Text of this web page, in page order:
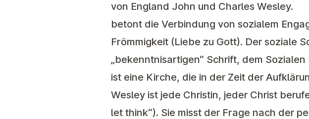
von England John und Charles Wesley.
betont die Verbindung von sozialem
Frömmigkeit (Liebe zu Gott). Der soziale
„bekenntnisartigen“ Schrift, dem
ist eine Kirche, die in der Zeit der
Wesley ist jede Christin, jeder Christ
let think“). Sie misst der Frage nach der